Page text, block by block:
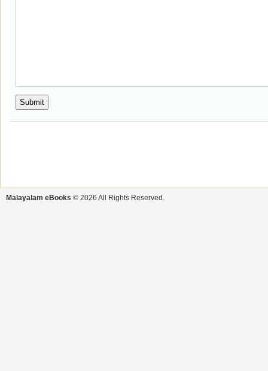
Malayalam eBooks © 2026 All Rights Reserved.